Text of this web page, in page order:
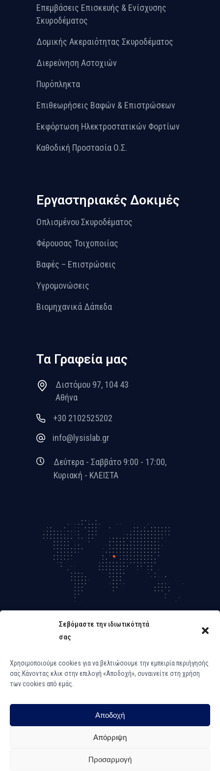
Σεβόμαστε την ιδιωτικότητά
σας
Χρησιμοποιούμε cookies για να βελτιώσουμε την εμπειρία περιήγησής
σας.Κάνοντας κλικ στην επιλογή «Αποδοχή», συναινείτε στη χρήση
των cookies από εμάς.
Αποδοχή
Απόρριψη
Προσαρμογή
Επεμβάσεις Επισκευής & Ενίσχυσης
Σκυροδέματος
Δομικής Ακεραιότητας Σκυροδέματος
Διερεύνηση Αστοχιών
Πυρόπληκτα
Επιθεωρήσεις Βαφών & Επιστρώσεων
Εκφόρτωση Ηλεκτροστατικών Φορτίων
Καθοδική Προστασία Ο.Σ.
Εργαστηριακές Δοκιμές
Οπλισμένου Σκυροδέματος
Φέρουσας Τοιχοποιίας
Βαφές – Επιστρώσεις
Υγρομονώσεις
Βιομηχανικά Δάπεδα
Τα Γραφεία μας
Διστόμου 97, 104 43
Αθήνα
+30 2102525202
info@lysislab.gr
Δεύτερα - Σαββάτο 9:00 - 17:00,
Κυριακή - ΚΛΕΙΣΤΑ
Reserved